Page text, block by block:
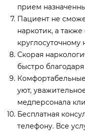
прием
Пациент не
наркотик, а
Скорая
быстро
уют,
медперсонала
Бесплатная
телефону. Все